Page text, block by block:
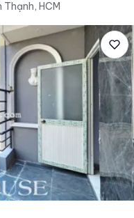
Thạnh, HCM